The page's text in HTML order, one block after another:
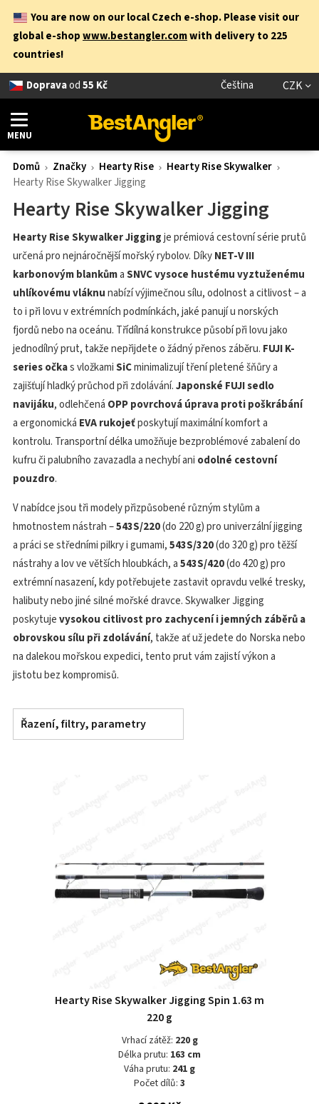
You are now on our local Czech e-shop. Please visit our
global e-shopwww.bestangler.comwith delivery to 225
countries!
Dopravaod55 Kč Čeština CZK
MENU
Domů Značky Hearty Rise
Hearty Rise Skywalker
Hearty Rise Skywalker Jigging
Hearty Rise Skywalker Jigging
Hearty Rise Skywalker Jiggingje prémiová cestovní série prutů
určená pro nejnáročnější mořský rybolov. DíkyNET-V III
karbonovým blankůmaSNVC vysoce hustému vyztuženému
uhlíkovému vláknunabízí výjimečnou sílu, odolnost a citlivost – a
to i při lovu v extrémních podmínkách, jaké panují u norských
fjordů nebo na oceánu. Třídílná konstrukce působí při lovu jako
jednodílný prut, takže nepřijdete o žádný přenos záběru. FUJI K-
series očkas vložkamiSiCminimalizují tření pletené šňůry a
zajišťují hladký průchod při zdolávání.Japonské FUJI sedlo
navijáku, odlehčená OPP povrchová úprava proti poškrábání
a ergonomická EVA rukojeťposkytují maximální komfort a
kontrolu. Transportní délka umožňuje bezproblémové zabalení do
kufru či palubního zavazadla a nechybí ani odolné cestovní
pouzdro.
V nabídce jsou tři modely přizpůsobené různým stylům a
hmotnostem nástrah –543S/220(do 220 g) pro univerzální jigging
a práci se středními pilkry i gumami,543S/320(do 320 g) pro těžší
nástrahy a lov ve větších hloubkách, a543S/420(do 420 g) pro
extrémní nasazení, kdy potřebujete zastavit opravdu velké tresky,
halibuty nebo jiné silné mořské dravce. Skywalker Jigging
poskytujevysokou citlivost pro zachycení i jemných záběrů a
obrovskou sílu při zdolávání, takže ať už jedete do Norska nebo
na dalekou mořskou expedici, tento prut vám zajistí výkon a
jistotu bez kompromisů.
Řazení, filtry, parametry
Hearty Rise Skywalker Jigging Spin 1.63 m
220 g
Vrhací zátěž: 220 g
Délka prutu: 163 cm
Váha prutu: 241 g
Počet dílů: 3